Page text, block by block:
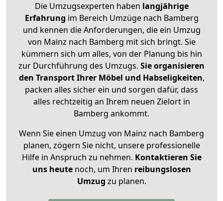
Die Umzugsexperten haben langjährige
Erfahrung im Bereich Umzüge nach Bamberg
und kennen die Anforderungen, die ein Umzug
von Mainz nach Bamberg mit sich bringt. Sie
kümmern sich um alles, von der Planung bis hin
zur Durchführung des Umzugs. Sie organisieren
den Transport Ihrer Möbel und Habseligkeiten,
packen alles sicher ein und sorgen dafür, dass
alles rechtzeitig an Ihrem neuen Zielort in
Bamberg ankommt.
Wenn Sie einen Umzug von Mainz nach Bamberg
planen, zögern Sie nicht, unsere professionelle
Hilfe in Anspruch zu nehmen. Kontaktieren Sie
uns heutenoch, um Ihren reibungslosen
Umzug zu planen.